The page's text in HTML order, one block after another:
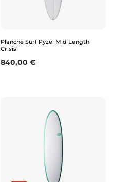
Planche Surf Pyzel Mid Length
Crisis
Prix
840,00 €